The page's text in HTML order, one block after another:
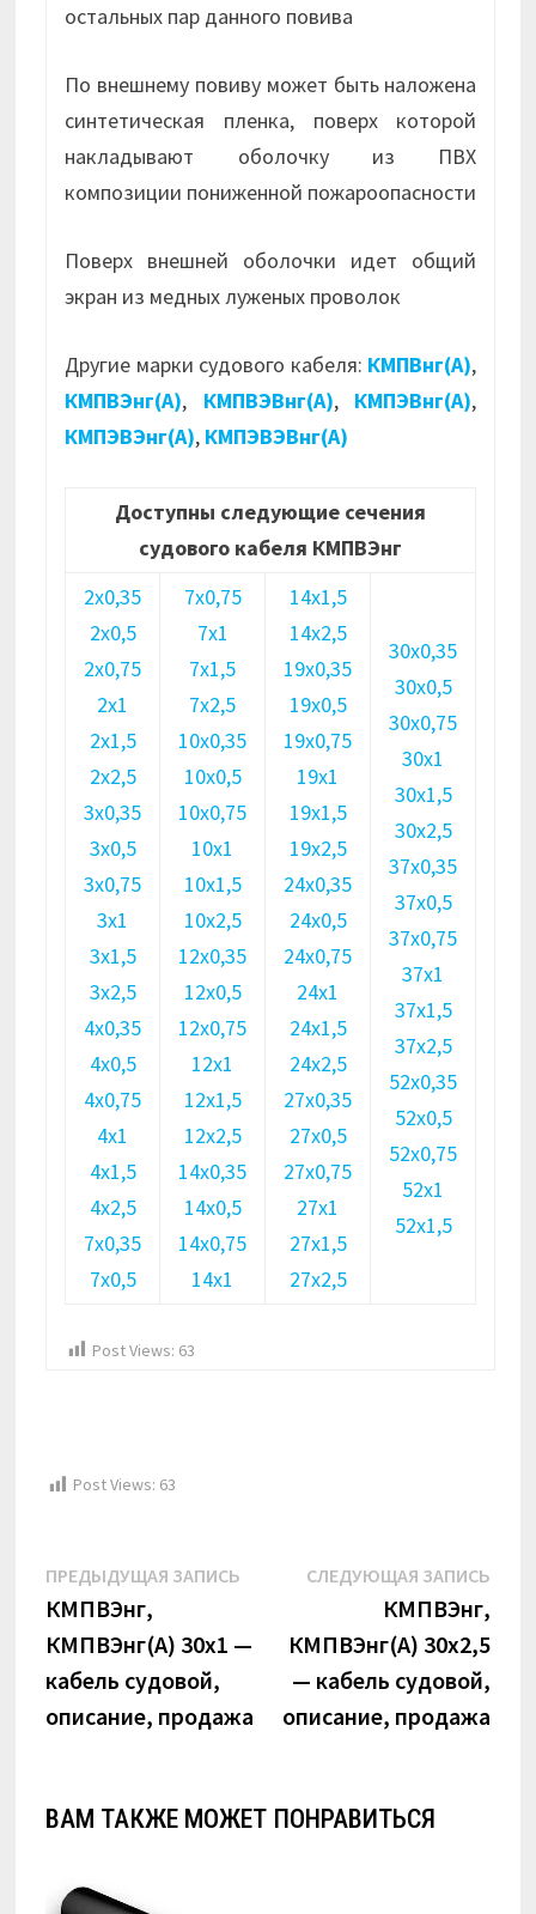
остальных пар данного повива
По внешнему повиву может быть наложена
синтетическая пленка, поверх которой
накладывают оболочку из ПВХ
композиции пониженной пожароопасности
Поверх внешней оболочки идет общий
экран из медных луженых проволок
Другие марки судового кабеля: КМПВнг(А),
КМПВЭнг(А), КМПВЭВнг(А), КМПЭВнг(А),
КМПЭВЭнг(А), КМПЭВЭВнг(А)
Доступны следующие сечения
судового кабеля КМПВЭнг
2х0,35
2х0,5
2х0,75
2х1
2х1,5
2х2,5
3х0,35
3х0,5
3х0,75
3х1
3х1,5
3х2,5
4х0,35
4х0,5
4х0,75
4х1
4х1,5
4х2,5
7х0,35
7х0,5
7х0,75
7х1
7х1,5
7х2,5
10х0,35
10х0,5
10х0,75
10х1
10х1,5
10х2,5
12х0,35
12х0,5
12х0,75
12х1
12х1,5
12х2,5
14х0,35
14х0,5
14х0,75
14х1
14х1,5
14х2,5
19х0,35
19х0,5
19х0,75
19х1
19х1,5
19х2,5
24х0,35
24х0,5
24х0,75
24х1
24х1,5
24х2,5
27х0,35
27х0,5
27х0,75
27х1
27х1,5
27х2,5
30х0,35
30х0,5
30х0,75
30х1
30х1,5
30х2,5
37х0,35
37х0,5
37х0,75
37х1
37х1,5
37х2,5
52х0,35
52х0,5
52х0,75
52х1
52х1,5
Post Views: 63
Post Views: 63
Навигация
по
записям
ПРЕДЫДУЩАЯ ЗАПИСЬ Предыдущая
КМПВЭнг,
КМПВЭнг(А) 30х1 —
кабель судовой,
описание, продажа
СЛЕДУЮЩАЯ ЗАПИСЬ
КМПВЭнг,
КМПВЭнг(А) 30х2,5
— кабель судовой,
описание, продажа
ВАМ ТАКЖЕ МОЖЕТ ПОНРАВИТЬСЯ